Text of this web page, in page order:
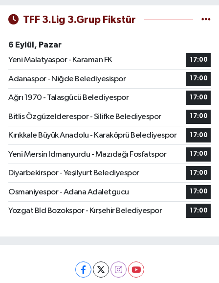
TFF 3.Lig 3.Grup Fikstür
6 Eylül, Pazar
Yeni Malatyaspor - Karaman FK
17:00
Adanaspor - Niğde Belediyesispor 17:00
Ağrı 1970 - Talasgücü Belediyespor 17:00
Bitlis Özgüzelderespor - Silifke Belediyespor 17:00
Kırıkkale Büyük Anadolu - Karaköprü Belediyespor 17:00
Yeni Mersin Idmanyurdu - Mazıdağı Fosfatspor 17:00
Diyarbekirspor - Yeşilyurt Belediyespor 17:00
Osmaniyespor - Adana Adaletgucu 17:00
Yozgat Bld Bozokspor - Kırşehir Belediyespor 17:00